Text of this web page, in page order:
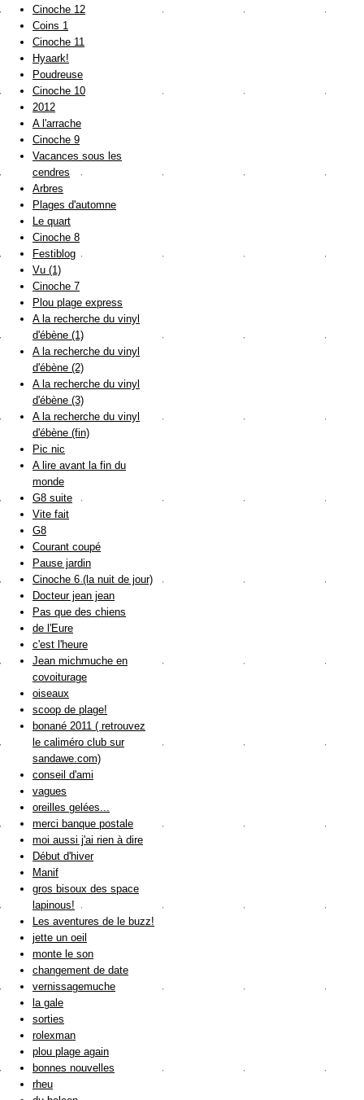
Cinoche 12
Coins 1
Cinoche 11
Hyaark!
Poudreuse
Cinoche 10
2012
A l'arrache
Cinoche 9
Vacances sous les
cendres
Arbres
Plages d'automne
Le quart
Cinoche 8
Festiblog
Vu (1)
Cinoche 7
Plou plage express
A la recherche du vinyl
d'ébène (1)
A la recherche du vinyl
d'ébène (2)
A la recherche du vinyl
d'ébène (3)
A la recherche du vinyl
d'ébène (fin)
Pic nic
A lire avant la fin du
monde
G8 suite
Vite fait
G8
Courant coupé
Pause jardin
Cinoche 6 (la nuit de jour)
Docteur jean jean
Pas que des chiens
de l'Eure
c'est l'heure
Jean michmuche en
covoiturage
oiseaux
scoop de plage!
bonané 2011 ( retrouvez
le caliméro club sur
sandawe.com)
conseil d'ami
vagues
oreilles gelées...
merci banque postale
moi aussi j'ai rien à dire
Début d'hiver
Manif
gros bisoux des space
lapinous!
Les aventures de le buzz!
jette un oeil
monte le son
changement de date
vernissagemuche
la gale
sorties
rolexman
plou plage again
bonnes nouvelles
rheu